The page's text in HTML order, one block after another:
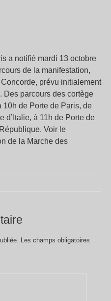
a notifié mardi 13 octobre
de la manifestation,
prévu initialement
Des parcours des cortège
10h de Porte de Paris, de
d’Italie, à 11h de Porte de
Voir le
de la Marche des
Les champs obligatoires